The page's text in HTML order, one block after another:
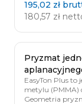
195,02 zł
180,57 zł
Pryzmat
EasyTon Plus
metylu (PMMA)
Geometria